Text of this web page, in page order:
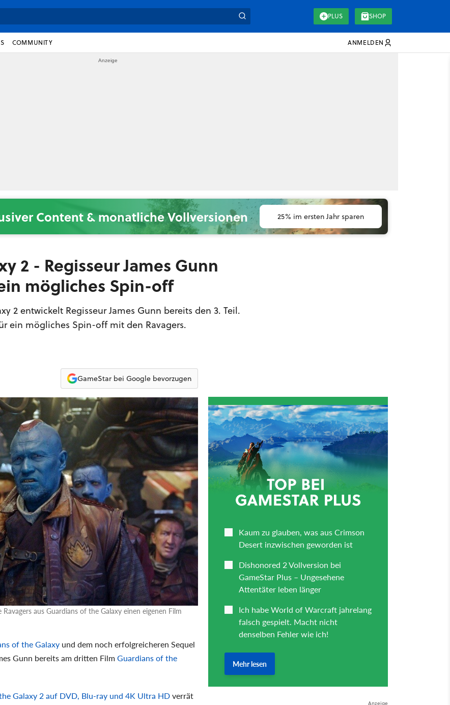
PLUS SHOP
COMMUNITY ANMELDEN
Content & monatliche Vollversionen 25% im ersten Jahr sparen
2 - Regisseur James Gunn
mögliches Spin-off
2 entwickelt Regisseur James Gunn bereits den 3. Teil.
ein mögliches Spin-off mit den Ravagers.
GameStar bei Google bevorzugen
aus Guardians of the Galaxy einen eigenen Film
of the Galaxy und dem noch erfolgreicheren Sequel
Gunn bereits am dritten FilmGuardians of the
Galaxy 2 auf DVD, Blu-ray und 4K Ultra HDverrät